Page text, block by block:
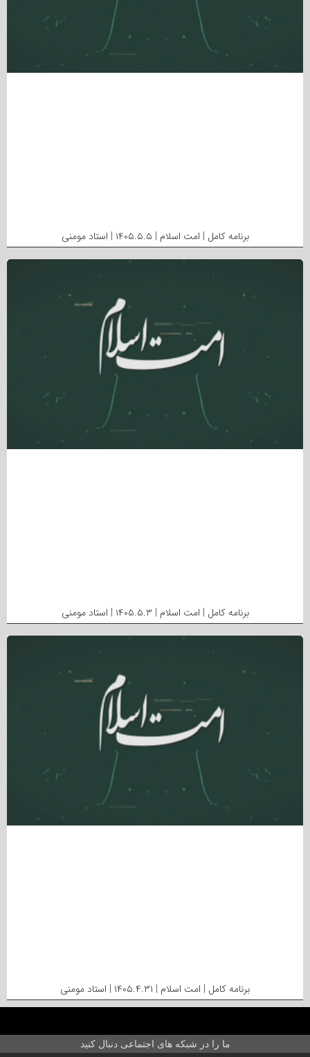
برنامه کامل | امت اسلام | ۱۴۰۵.۵.۵ | استاد مومنی
برنامه کامل | امت اسلام | ۱۴۰۵.۵.۳ | استاد مومنی
برنامه کامل | امت اسلام | ۱۴۰۵.۴.۳۱ | استاد مومنی
ما را در شبکه های اجتماعی دنبال کنید